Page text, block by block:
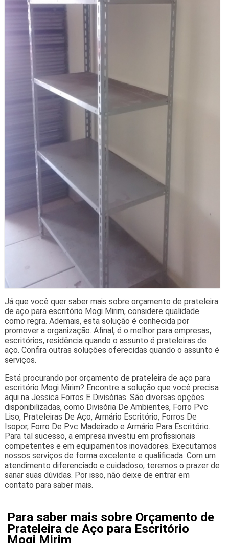
Já que você quer saber mais sobre orçamento de prateleira
de aço para escritório Mogi Mirim, considere qualidade
como regra. Ademais, esta solução é conhecida por
promover a organização. Afinal, é o melhor para empresas,
escritórios, residência quando o assunto é prateleiras de
aço. Confira outras soluções oferecidas quando o assunto é
serviços.
Está procurando por orçamento de prateleira de aço para
escritório Mogi Mirim? Encontre a solução que você precisa
aqui na Jessica Forros E Divisórias. São diversas opções
disponibilizadas, como Divisória De Ambientes, Forro Pvc
Liso, Prateleiras De Aço, Armário Escritório, Forros De
Isopor, Forro De Pvc Madeirado e Armário Para Escritório.
Para tal sucesso, a empresa investiu em profissionais
competentes e em equipamentos inovadores. Executamos
nossos serviços de forma excelente e qualificada. Com um
atendimento diferenciado e cuidadoso, teremos o prazer de
sanar suas dúvidas. Por isso, não deixe de entrar em
contato para saber mais.
Para saber mais sobre Orçamento de
Prateleira de Aço para Escritório
Mogi Mirim